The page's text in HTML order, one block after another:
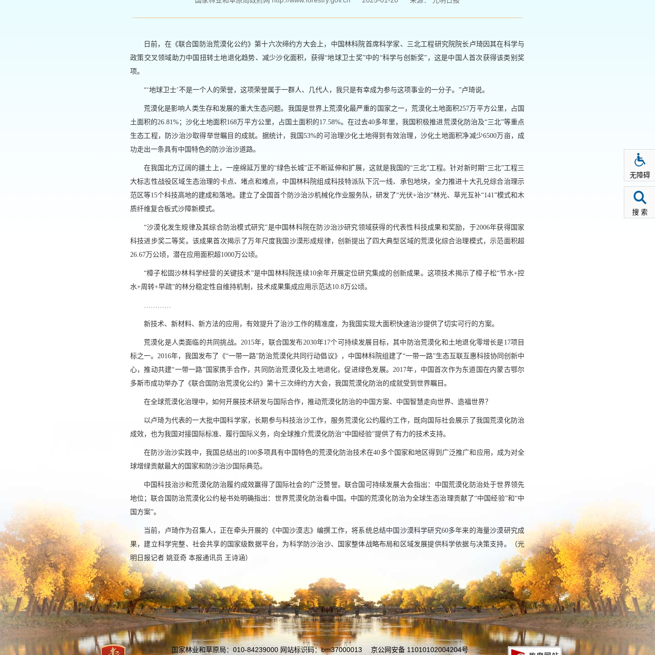
日前，在《联合国防治荒漠化公约》第十六次缔约方大会上，中国林科院首席科学家、三北工程研究院院长卢琦因其在科学与
政策交叉领域助力中国扭转土地退化趋势、减少沙化面积，获得“地球卫士奖”中的“科学与创新奖”，这是中国人首次获得该类别奖
项。
“‘地球卫士’不是一个人的荣誉，这项荣誉属于一群人、几代人，我只是有幸成为参与这项事业的一分子。”卢琦说。
荒漠化是影响人类生存和发展的重大生态问题。我国是世界上荒漠化最严重的国家之一，荒漠化土地面积257万平方公里，占国
土面积的26.81%；沙化土地面积168万平方公里，占国土面积的17.58%。在过去40多年里，我国积极推进荒漠化防治及“三北”等重点
生态工程，防沙治沙取得举世瞩目的成就。据统计，我国53%的可治理沙化土地得到有效治理，沙化土地面积净减少6500万亩，成
功走出一条具有中国特色的防沙治沙道路。
在我国北方辽阔的疆土上，一座绵延万里的“绿色长城”正不断延伸和扩展，这就是我国的“三北”工程。针对新时期“三北”工程三
大标志性战役区域生态治理的卡点、堵点和难点，中国林科院组成科技特派队下沉一线、承包地块，全力推进十大孔兑综合治理示
范区等15个科技高地的建成和落地。建立了全国首个防沙治沙机械化作业服务队，研发了“光伏+治沙”林光、草光互补“141”模式和木
质纤维复合板式沙障新模式。
“沙漠化发生规律及其综合防治模式研究”是中国林科院在防沙治沙研究领域获得的代表性科技成果和奖励，于2006年获得国家
科技进步奖二等奖。该成果首次揭示了万年尺度我国沙漠形成规律，创新提出了四大典型区域的荒漠化综合治理模式，示范面积超
26.67万公顷，潜在应用面积超1000万公顷。
“樟子松固沙林科学经营的关键技术”是中国林科院连续10余年开展定位研究集成的创新成果。这项技术揭示了樟子松“节水+控
水+周转+早疏”的林分稳定性自维持机制，技术成果集成应用示范达10.8万公顷。
…………
新技术、新材料、新方法的应用，有效提升了治沙工作的精准度，为我国实现大面积快速治沙提供了切实可行的方案。
荒漠化是人类面临的共同挑战。2015年，联合国发布2030年17个可持续发展目标，其中防治荒漠化和土地退化零增长是17项目
标之一。2016年，我国发布了《“一带一路”防治荒漠化共同行动倡议》，中国林科院组建了“一带一路”生态互联互惠科技协同创新中
心，推动共建“一带一路”国家携手合作，共同防治荒漠化及土地退化，促进绿色发展。2017年，中国首次作为东道国在内蒙古鄂尔
多斯市成功举办了《联合国防治荒漠化公约》第十三次缔约方大会，我国荒漠化防治的成就受到世界瞩目。
在全球荒漠化治理中，如何开展技术研发与国际合作，推动荒漠化防治的中国方案、中国智慧走向世界、造福世界？
以卢琦为代表的一大批中国科学家，长期参与科技治沙工作，服务荒漠化公约履约工作，既向国际社会展示了我国荒漠化防治
成效，也为我国对接国际标准、履行国际义务，向全球推介荒漠化防治“中国经验”提供了有力的技术支持。
在防沙治沙实践中，我国总结出的100多项具有中国特色的荒漠化防治技术在40多个国家和地区得到广泛推广和应用，成为对全
球增绿贡献最大的国家和防沙治沙国际典范。
中国科技治沙和荒漠化防治履约成效赢得了国际社会的广泛赞誉。联合国可持续发展大会指出：中国荒漠化防治处于世界领先
地位；联合国防治荒漠化公约秘书处明确指出：世界荒漠化防治看中国。中国的荒漠化防治为全球生态治理贡献了“中国经验”和“中
国方案”。
当前，卢琦作为召集人，正在牵头开展的《中国沙漠志》编撰工作，将系统总结中国沙漠科学研究60多年来的海量沙漠研究成
果，建立科学完整、社会共享的国家级数据平台，为科学防沙治沙、国家整体战略布局和区域发展提供科学依据与决策支持。
（光
明日报记者 姚亚奇 本报通讯员 王诗涵）
国家林业和草原局：010-84239000 网站标识码：bm37000013 京公网安备 11010102004204号
无障碍
搜 索